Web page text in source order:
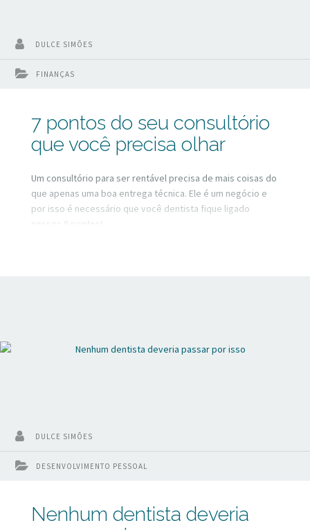
FINANÇAS
DULCE SIMÕES
7 pontos do seu consultório
que você precisa olhar
Um consultório para ser rentável precisa de mais coisas do
que apenas uma boa entrega técnica. Ele é um negócio e
por isso é necessário que você dentista fique ligado
nesses 8 pontos!
DESENVOLVIMENTO PESSOAL
DULCE SIMÕES
Nenhum dentista deveria